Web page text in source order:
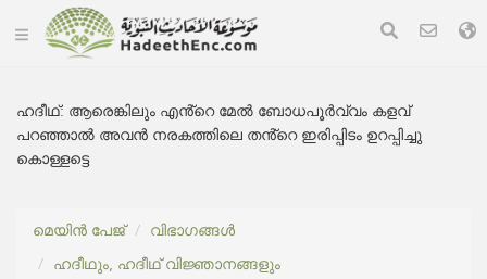
ഹദീഥ്: ആരെങ്കിലും എൻ്റെ മേൽ ബോധപൂർവ്വം കളവ്
പറഞ്ഞാൽ അവൻ നരകത്തിലെ തൻ്റെ ഇരിപ്പിടം ഉറപ്പിച്ചു
കൊള്ളട്ടെ
മെയിൻ പേജ്
വിഭാഗങ്ങൾ
ഹദീഥും, ഹദീഥ് വിജ്ഞാനങ്ങളും